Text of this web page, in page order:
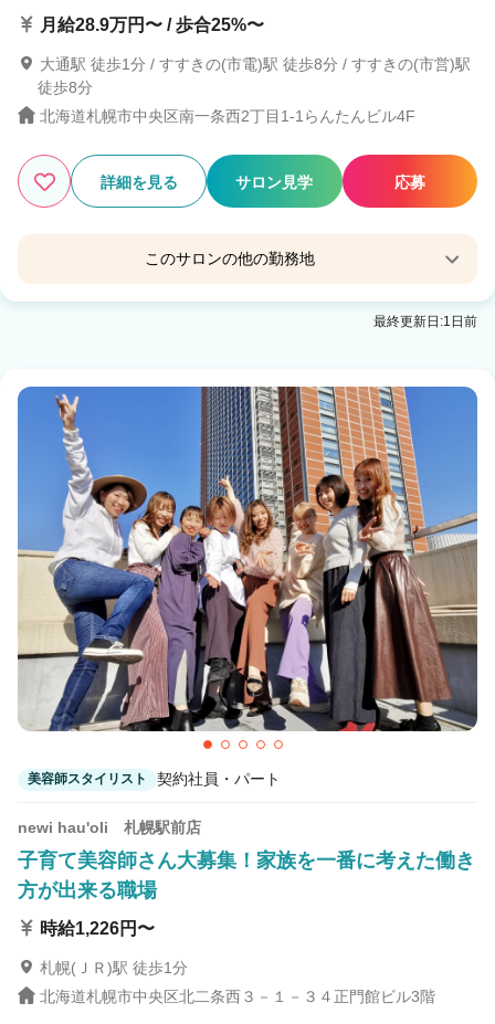
月給28.9万円〜 / 歩合25%〜
大通駅 徒歩1分 / すすきの(市電)駅 徒歩8分 / すすきの(市営)駅
徒歩8分
北海道札幌市中央区南一条西2丁目1-1らんたんビル4F
詳細を見る サロン見学 応募
このサロンの他の勤務地
Eleanor spa&treatment 札幌
最終更新日:1日前
美容師スタイリスト 契約社員・パート
newi hau'oli 札幌駅前店
子育て美容師さん大募集！家族を一番に考えた働き
方が出来る職場
時給1,226円〜
札幌(ＪＲ)駅 徒歩1分
北海道札幌市中央区北二条西３－１－３４正門館ビル3階